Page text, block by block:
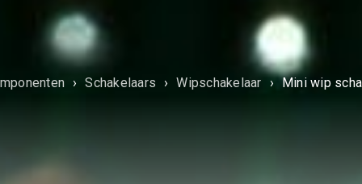
› Schakelaars › Wipschakelaar › Mini wip